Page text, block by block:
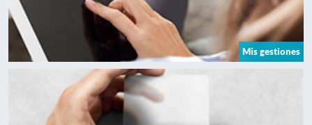
Mis gestiones